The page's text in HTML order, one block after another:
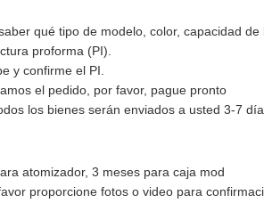
qué tipo de modelo, color, capacidad
proforma (PI).
y confirme el PI.
el pedido, por favor, pague pronto
los bienes serán enviados a usted 3-7
atomizador, 3 meses para caja mod
proporcione fotos o video para